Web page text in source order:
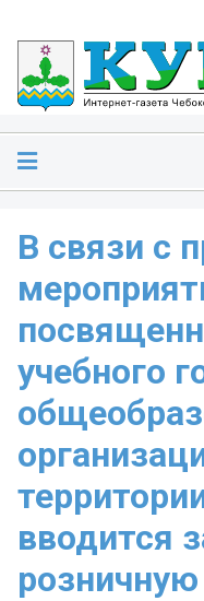
В связи с
учебного
вводится